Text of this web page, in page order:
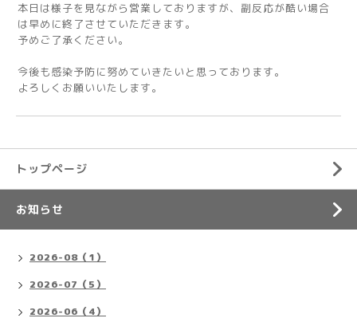
本日は様子を見ながら営業しておりますが、副反応が酷い場合
は早めに終了させていただきます。
予めご了承ください。
今後も感染予防に努めていきたいと思っております。
よろしくお願いいたします。
トップページ
お知らせ
2026-08（1）
2026-07（5）
2026-06（4）